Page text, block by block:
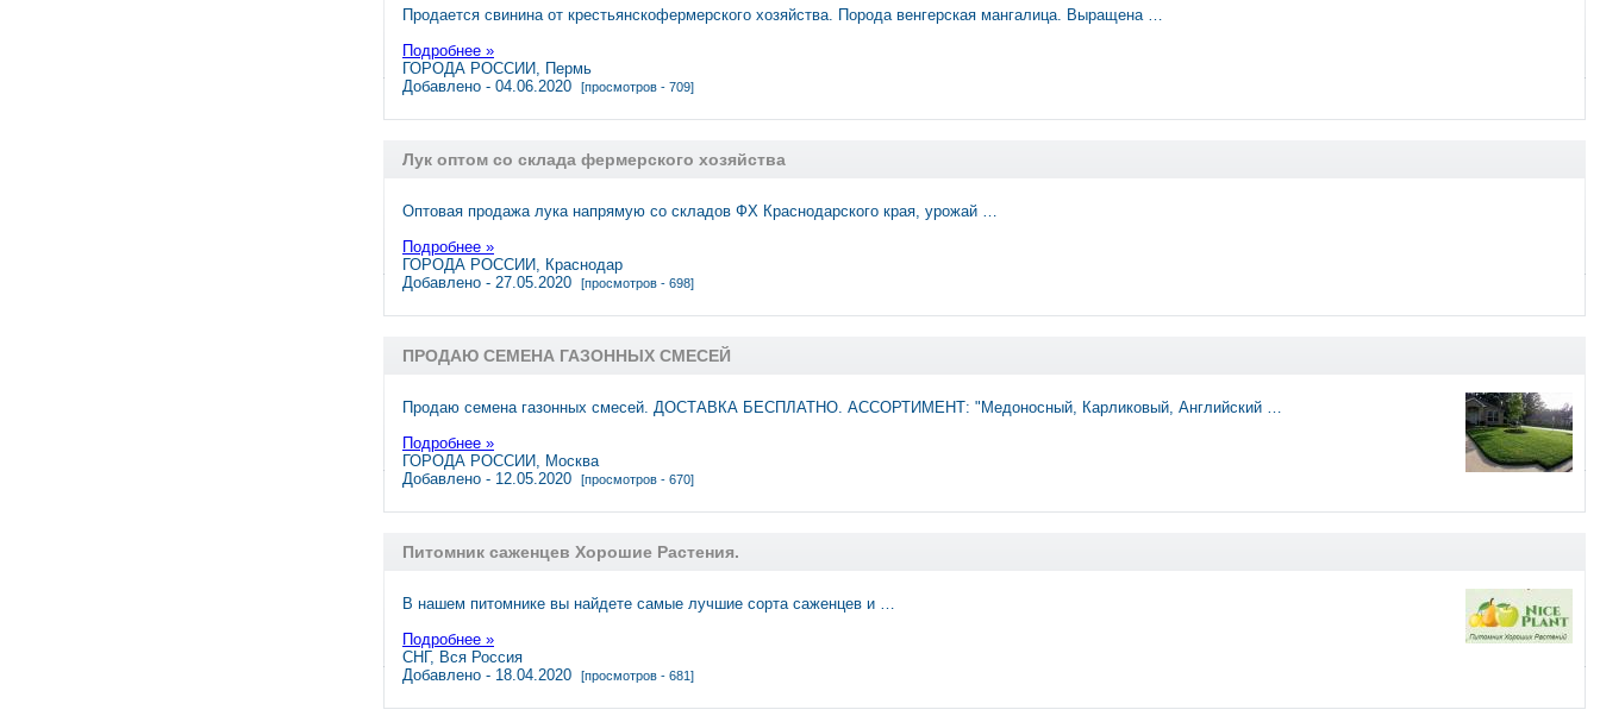
Продается свинина от крестьянскофермерского хозяйства. Порода венгерская мангалица. Выращена …
Подробнее »
ГОРОДА РОССИИ, Пермь
Добавлено - 04.06.2020
[просмотров - 709]
Лук оптом со склада фермерского хозяйства
Оптовая продажа лука напрямую со складов ФХ Краснодарского края, урожай …
Подробнее »
ГОРОДА РОССИИ, Краснодар
Добавлено - 27.05.2020
[просмотров - 698]
ПРОДАЮ СЕМЕНА ГАЗОННЫХ СМЕСЕЙ
Продаю семена газонных смесей. ДОСТАВКА БЕСПЛАТНО. АССОРТИМЕНТ: "Медоносный, Карликовый, Английский …
Подробнее »
ГОРОДА РОССИИ, Москва
Добавлено - 12.05.2020
[просмотров - 670]
Питомник саженцев Хорошие Растения.
В нашем питомнике вы найдете самые лучшие сорта саженцев и …
Подробнее »
СНГ, Вся Россия
Добавлено - 18.04.2020
[просмотров - 681]